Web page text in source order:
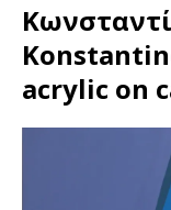
acrylic on